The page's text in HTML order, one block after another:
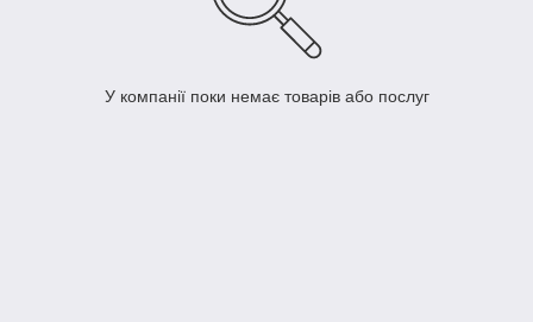
У компанії поки немає товарів або послуг